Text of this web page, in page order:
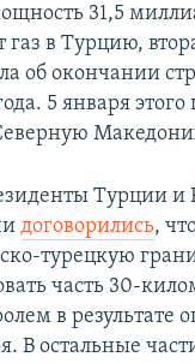
31,5
газ в Турцию,
об окончании
5 января
Турции
договорились,
турецкую
часть 30-
в
В остальные